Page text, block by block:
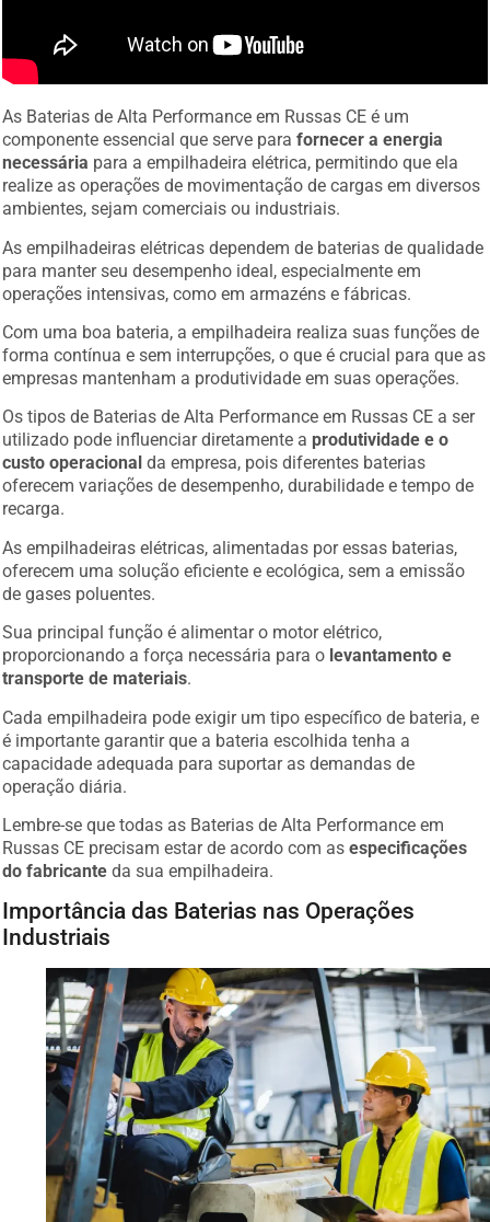
As Baterias de Alta Performance em Russas CE é um
componente essencial que serve parafornecer a energia
necessária para a empilhadeira elétrica, permitindo que ela
realize as operações de movimentação de cargas em diversos
ambientes, sejam comerciais ou industriais.
As empilhadeiras elétricas dependem de baterias de qualidade
para manter seu desempenho ideal, especialmente em
operações intensivas, como em armazéns e fábricas.
Com uma boa bateria, a empilhadeira realiza suas funções de
forma contínua e sem interrupções, o que é crucial para que as
empresas mantenham a produtividade em suas operações.
Os tipos de Baterias de Alta Performance em Russas CE a ser
utilizado pode influenciar diretamente a produtividade e o
custo operacional da empresa, pois diferentes baterias
oferecem variações de desempenho, durabilidade e tempo de
recarga.
As empilhadeiras elétricas, alimentadas por essas baterias,
oferecem uma solução eficiente e ecológica, sem a emissão
de gases poluentes.
Sua principal função é alimentar o motor elétrico,
proporcionando a força necessária para o levantamento e
transporte de materiais.
Cada empilhadeira pode exigir um tipo específico de bateria, e
é importante garantir que a bateria escolhida tenha a
capacidade adequada para suportar as demandas de
operação diária.
Lembre-se que todas as Baterias de Alta Performance em
Russas CE precisam estar de acordo com as especificações
do fabricante da sua empilhadeira.
Importância das Baterias nas Operações
Industriais